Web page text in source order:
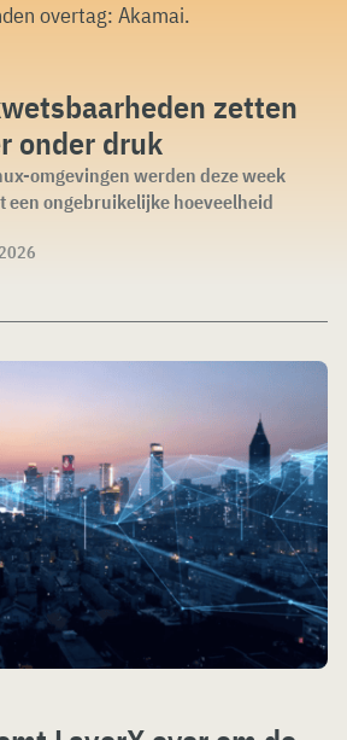
overtag: Akamai.
zetten
onder druk
omgevingen werden deze week
een ongebruikelijke hoeveelheid